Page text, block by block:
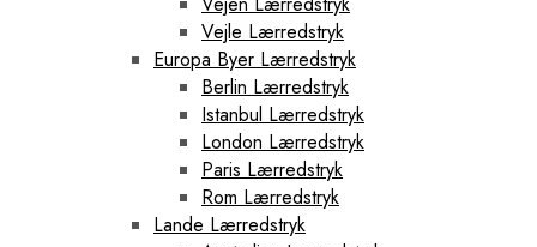
Vejle Lærredstryk
Europa Byer Lærredstryk
Berlin Lærredstryk
Istanbul Lærredstryk
London Lærredstryk
Paris Lærredstryk
Rom Lærredstryk
Lande Lærredstryk